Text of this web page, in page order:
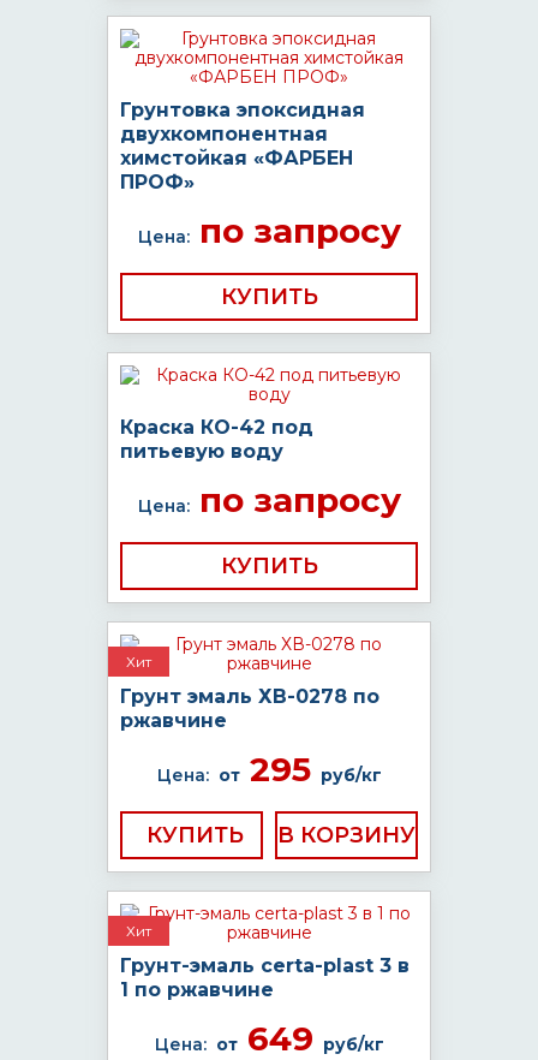
Грунтовка эпоксидная
двухкомпонентная
химстойкая «ФАРБЕН
ПРОФ»
Цена:по запросу
КУПИТЬ
Краска КО-42 под
питьевую воду
Цена:по запросу
КУПИТЬ
Хит
Грунт эмаль ХВ-0278 по
ржавчине
Цена: от295 руб/кг
КУПИТЬ
Хит
Грунт-эмаль certa-plast 3 в
1 по ржавчине
Цена: от649 руб/кг